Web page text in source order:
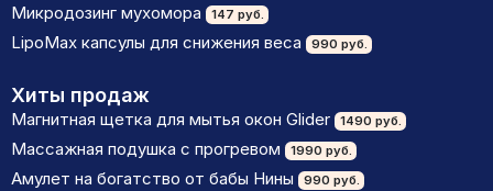
Микродозинг мухомора 147 руб.
LipoМax капсулы для снижения веса 990 руб.
Хиты продаж
Магнитная щетка для мытья окон Glider 1490 руб.
Массажная подушка с прогревом 1990 руб.
Амулет на богатство от бабы Нины 990 руб.